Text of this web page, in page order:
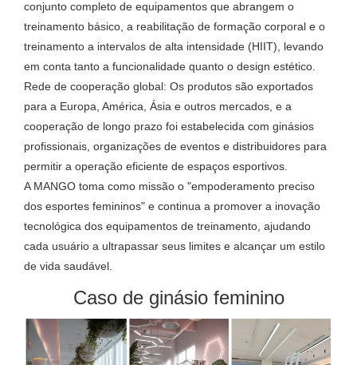
conjunto completo de equipamentos que abrangem o
treinamento básico, a reabilitação de formação corporal e o
treinamento a intervalos de alta intensidade (HIIT), levando
em conta tanto a funcionalidade quanto o design estético.
Rede de cooperação global: Os produtos são exportados
para a Europa, América, Ásia e outros mercados, e a
cooperação de longo prazo foi estabelecida com ginásios
profissionais, organizações de eventos e distribuidores para
permitir a operação eficiente de espaços esportivos.
A MANGO toma como missão o "empoderamento preciso
dos esportes femininos" e continua a promover a inovação
tecnológica dos equipamentos de treinamento, ajudando
cada usuário a ultrapassar seus limites e alcançar um estilo
de vida saudável.
Caso de ginásio feminino